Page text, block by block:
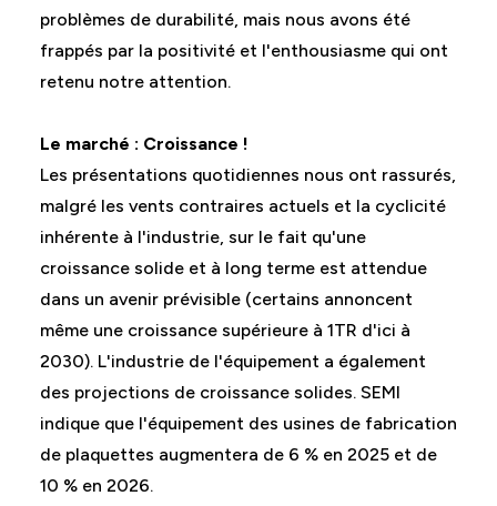
problèmes de durabilité, mais nous avons été
frappés par la positivité et l'enthousiasme qui ont
retenu notre attention.
Le marché : Croissance !
Les présentations quotidiennes nous ont rassurés,
malgré les vents contraires actuels et la cyclicité
inhérente à l'industrie, sur le fait qu'une
croissance solide et à long terme est attendue
dans un avenir prévisible (certains annoncent
même une croissance supérieure à 1TR d'ici à
2030). L'industrie de l'équipement a également
des projections de croissance solides. SEMI
indique que l'équipement des usines de fabrication
de plaquettes augmentera de 6 % en 2025 et de
10 % en 2026.